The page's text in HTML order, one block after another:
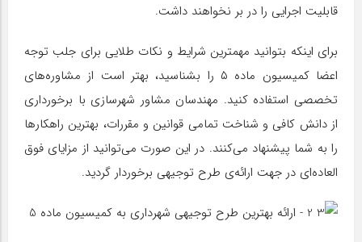
قابلیت اجرایی را در بر نخواهند داشت.
برای اینکه بتوانید مهمترین شرایط و نکات طلایی برای جلب توجه
اعضا کمیسیون ماده ۵ را بشناسید، بهتر است از مشاوره‌های
تخصصی استفاده کنید. مهندسان مشاور شهرسازی با برخورداری
از دانش کافی و شناخت تمامی قوانین و مقررات، بهترین راهکارها
را به شما پیشنهاد می‌کنند. در این صورت می‌توانید از مزایای فوق
العاده‌ای در جهت ارائه‌ی طرح توجیهی برخوردار گردید.